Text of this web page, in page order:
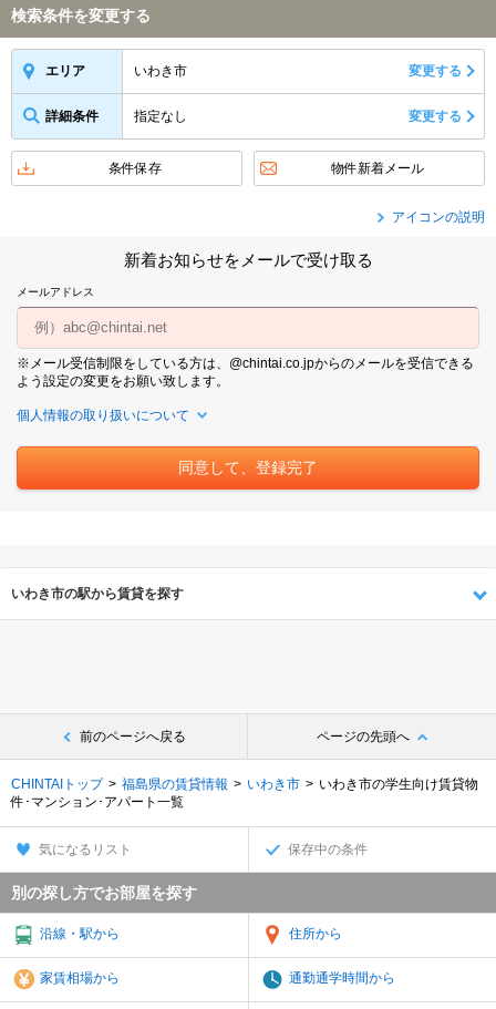
検索条件を変更する
エリア いわき市 変更する
詳細条件 指定なし 変更する
条件保存 物件新着メール
アイコンの説明
新着お知らせをメールで受け取る
メールアドレス
※メール受信制限をしている方は、@chintai.co.jpからのメールを受信できる
よう設定の変更をお願い致します。
個人情報の取り扱いについて
いわき市の駅から賃貸を探す
前のページへ戻る ページの先頭へ
CHINTAIトップ 福島県の賃貸情報 いわき市
いわき市の学生向け賃貸物
件･マンション･アパート一覧
気になるリスト 保存中の条件
別の探し方でお部屋を探す
沿線・駅から 住所から
家賃相場から 通勤通学時間から